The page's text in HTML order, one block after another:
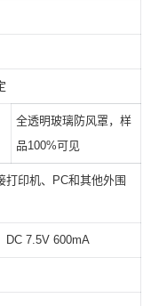
全透明玻璃防风罩，样
品100%可见
打印机、PC和其他外围
7.5V 600mA